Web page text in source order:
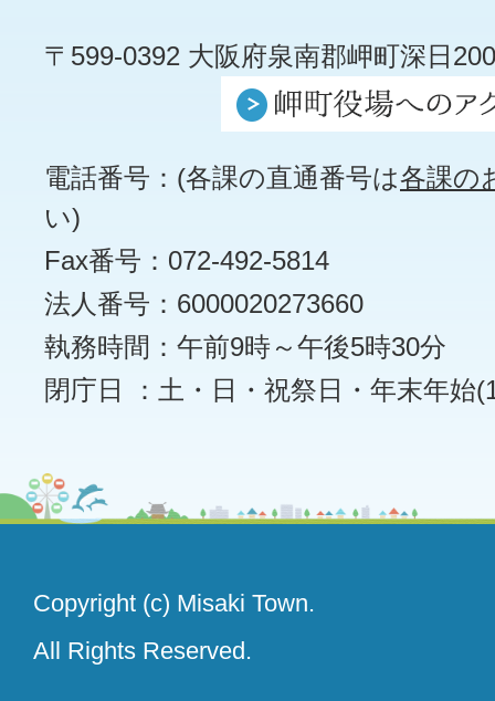
〒599-0392 大阪府泉南郡岬町深日
電話番号：(各課の直通番号は各課の
い)
Fax番号：072-492-5814
法人番号：6000020273660
執務時間：午前9時～午後5時30分
閉庁日 ：土・日・祝祭日・年末年始
Copyright (c) Misaki Town.
All Rights Reserved.